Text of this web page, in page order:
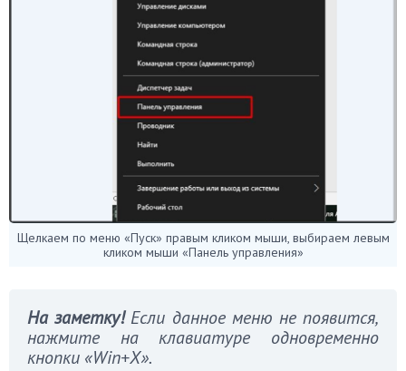
Щелкаем по меню «Пуск» правым кликом мыши, выбираем левым
кликом мыши «Панель управления»
На заметку!Если данное меню не появится,
нажмите на клавиатуре одновременно
кнопки «Win+X».